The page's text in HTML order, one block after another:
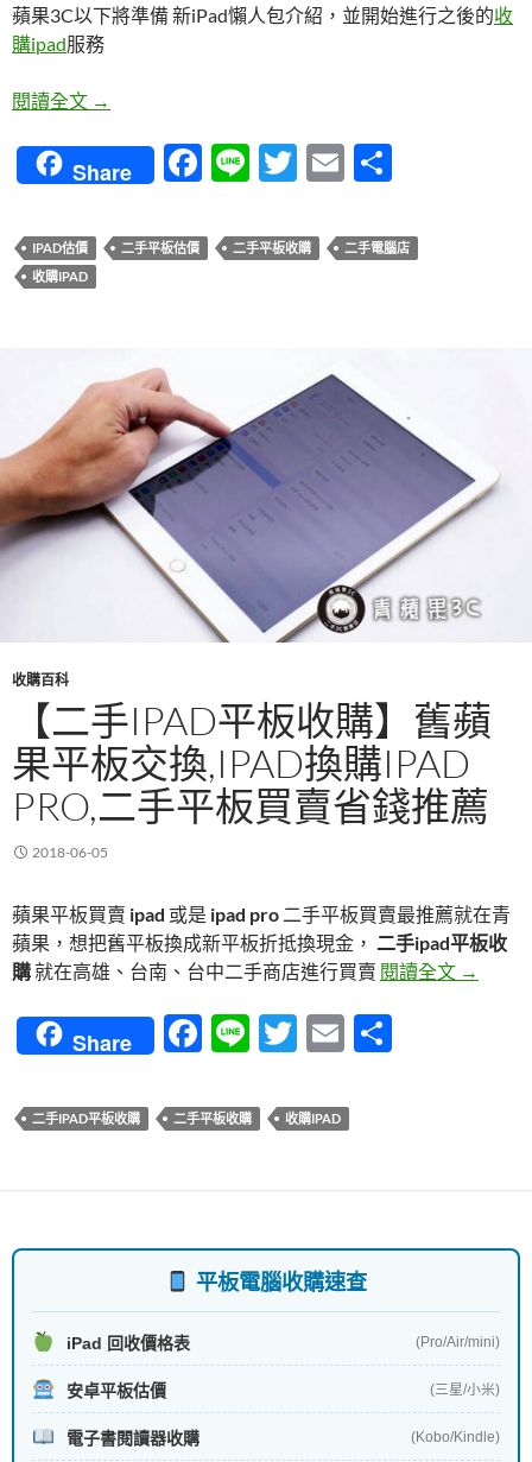
蘋果3C以下將準備 新iPad懶人包介紹，並開始進行之後的收
購ipad服務
閱讀全文 收購ipad-新iPad Air與iPad mini發表懶人包-青蘋果3C
→
Share
F
e
Li
e
T
itt
E
ail
IPAD估價 二手平板估價 二手平板收購
二手電腦店
收購IPAD
收購百科
【二手IPAD平板收購】舊蘋
果平板交換,IPAD換購IPAD
PRO,二手平板買賣省錢推薦
2018-06-05
蘋果平板買賣 ipad 或是 ipad pro 二手平板買賣最推薦就在青
蘋果，想把舊平板換成新平板折抵換現金， 二手ipad平板收
購就在高雄、台南、台中二手商店進行買賣 閱讀全文 【二手
→
Share
F
e
o
k
Li
e
T
itt
E
ail
二手IPAD平板收購 二手平板收購 收購IPAD
平板電腦收購速查
iPad 回收價格表 (Pro/Air/mini)
安卓平板估價 (三星/小米)
電子書閱讀器收購 (Kobo/Kindle)